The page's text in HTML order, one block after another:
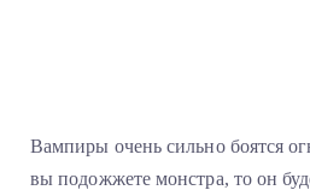
Вампиры очень сильно боятся
вы подожжете монстра, то он